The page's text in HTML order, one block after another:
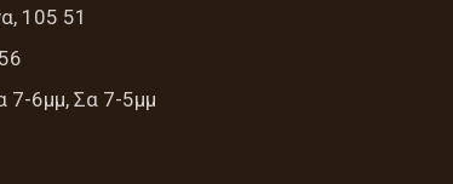
105 51
7-6μμ, Σα 7-5μμ